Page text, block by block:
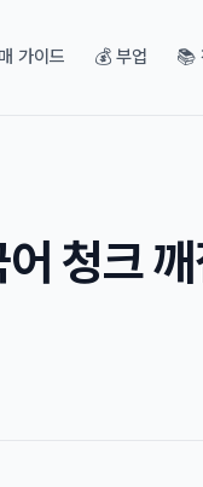
가이드 💰 부업 📚
청크 깨